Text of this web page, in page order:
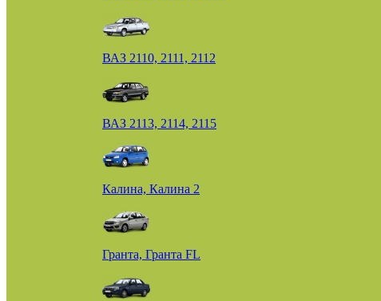
ВАЗ 2110, 2111, 2112
ВАЗ 2113, 2114, 2115
Калина, Калина 2
Гранта, Гранта FL